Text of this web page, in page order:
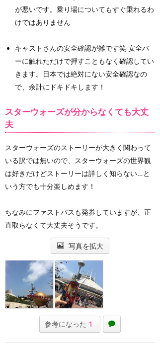
が悪いです。乗り場についてもすぐ乗れるわ
けではありません
キャストさんの安全確認が雑です笑 安全バ
ーに触れただけで押すこともなく確認してい
きます。日本では絶対にない安全確認なの
で、余計にドキドキします！
スターウォーズが分からなくても大丈
夫
スターウォーズのストーリーが大きく関わって
いる訳では無いので、スターウォーズの世界観
は好きだけどストーリーは詳しく知らない…と
いう方でも十分楽しめます！
ちなみにファストパスも発券していますが、正
直取らなくて大丈夫そうです。
写真を拡大
参考になった 1